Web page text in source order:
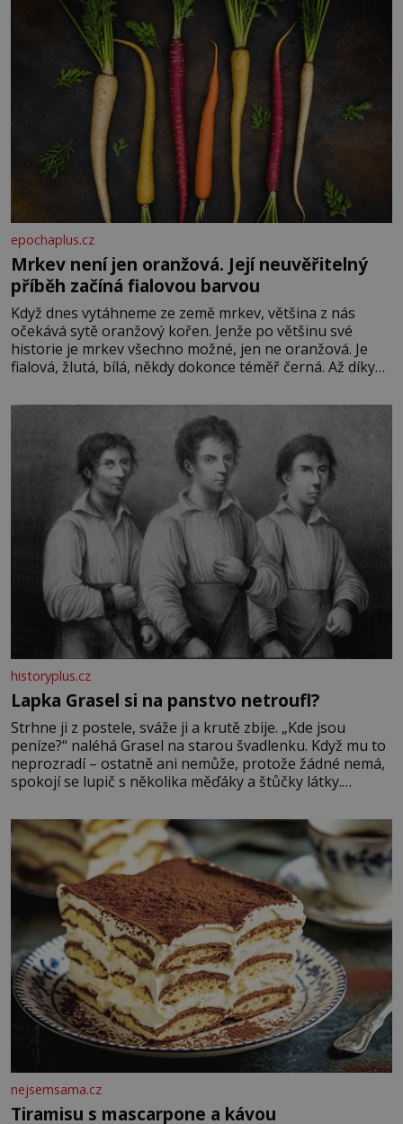
epochaplus.cz
Mrkev není jen oranžová. Její neuvěřitelný
příběh začíná fialovou barvou
Když dnes vytáhneme ze země mrkev, většina z nás
očekává sytě oranžový kořen. Jenže po většinu své
historie je mrkev všechno možné, jen ne oranžová. Je
fialová, žlutá, bílá, někdy dokonce téměř černá. Až díky
bez které si českou zahradu ani nedokážeme představit.
historyplus.cz
Lapka Grasel si na panstvo netroufl?
Strhne ji z postele, sváže ji a krutě zbije. „Kde jsou
peníze?“ naléhá Grasel na starou švadlenku. Když mu to
neprozradí – ostatně ani nemůže, protože žádné nemá,
spokojí se lupič s několika měďáky a štůčky látky.
krutý. Jeho činy budí hrůzu ještě dlouho po jeho smrti
nejsemsama.cz
Tiramisu s mascarpone a kávou